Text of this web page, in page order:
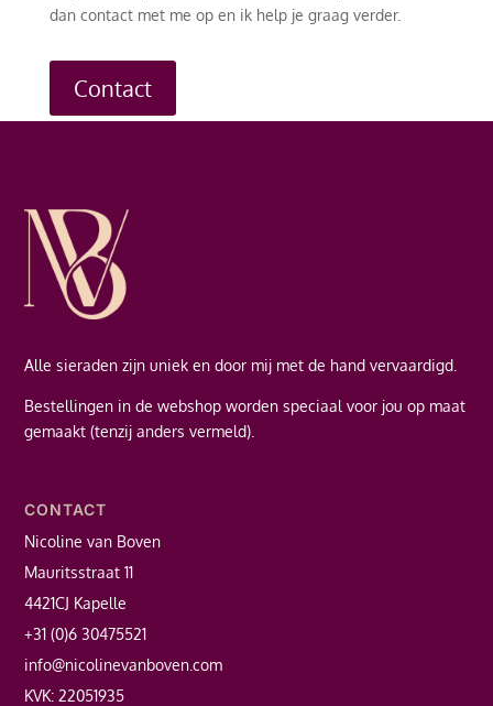
dan contact met me op en ik help je graag verder.
Contact
Alle sieraden zijn uniek en door mij met de hand vervaardigd.
Bestellingen in de webshop worden speciaal voor jou op maat
gemaakt (tenzij anders vermeld).
CONTACT
Nicoline van Boven
Mauritsstraat 11
4421CJ Kapelle
+31 (0)6 30475521
info@nicolinevanboven.com
KVK: 22051935